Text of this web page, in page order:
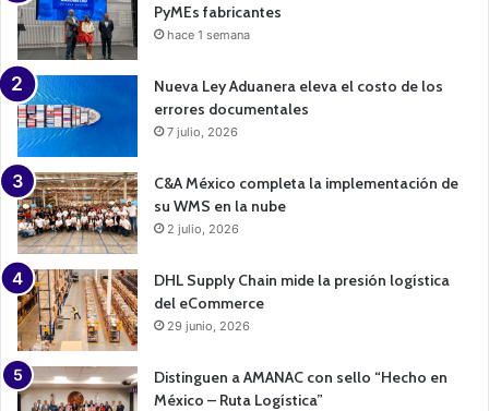
PyMEs fabricantes
hace 1 semana
Nueva Ley Aduanera eleva el costo de los
errores documentales
7 julio, 2026
C&A México completa la implementación de
su WMS en la nube
2 julio, 2026
DHL Supply Chain mide la presión logística
del eCommerce
29 junio, 2026
Distinguen a AMANAC con sello “Hecho en
México – Ruta Logística”